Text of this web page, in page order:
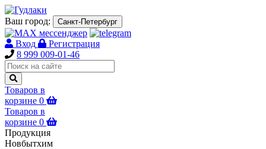
Ваш город: Санкт-Петербург
Вход
Регистрация
8 999 009-01-46
Товаров в
корзине 0
Товаров в
корзине 0
Продукция
Новбытхим